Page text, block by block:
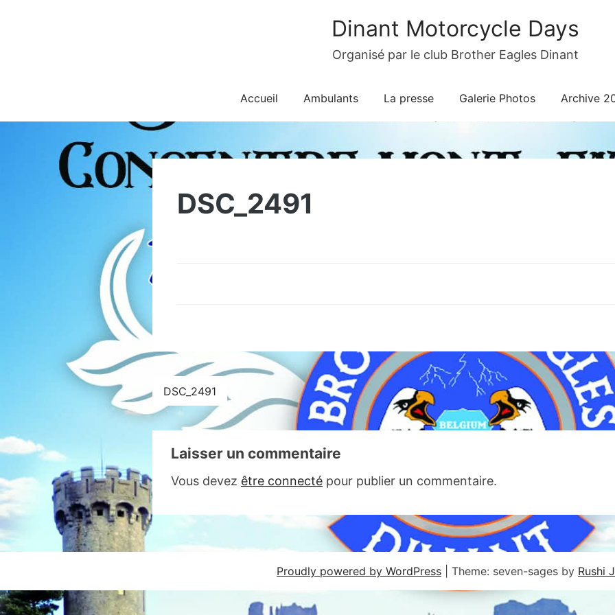
Dinant Motorcycle Days
Organisé par le club Brother Eagles Dinant
Accueil Ambulants La presse Galerie Photos Archive
DSC_2491
Navigation
de
l’article
DSC_2491
Laisser un commentaire
Vous devez être connecté pour publier un commentaire.
Proudly powered by WordPress Theme: seven-sages by Rushi